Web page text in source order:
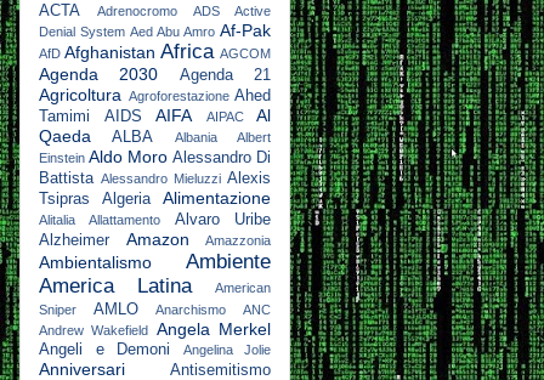
ACTA Adrenocromo
ADS Active
Denial System Aed Abu Amro Af-Pak
AfD Afghanistan Africa AGCOM
Agenda 2030 Agenda 21
Agricoltura Agroforestazione Ahed
Tamimi
AIDS AIFA AIPAC
Al
Qaeda
ALBA Albania
Albert
Einstein Aldo Moro Alessandro Di
Battista Alessandro Mieluzzi Alexis
Tsipras
Algeria Alimentazione
Alitalia Allattamento
Alvaro Uribe
Alzheimer
Amazon Amazzonia
Ambientalismo
Ambiente
America Latina
American
Sniper
AMLO Anarchismo
ANC
Andrew Wakefield Angela Merkel
Angeli e Demoni Angelina Jolie
Anniversari Antisemitismo